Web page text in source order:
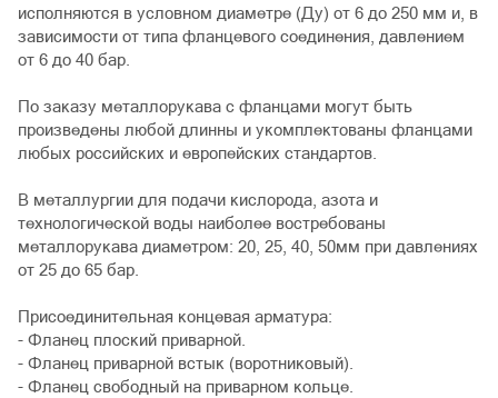
исполняются в условном диаметре (Ду) от 6 до 250 мм и, в
зависимости от типа фланцевого соединения, давлением
от 6 до 40 бар.
По заказу металлорукава с фланцами могут быть
произведены любой длинны и укомплектованы фланцами
любых российских и европейских стандартов.
В металлургии для подачи кислорода, азота и
технологической воды наиболее востребованы
металлорукава диаметром: 20, 25, 40, 50мм при давлениях
от 25 до 65 бар.
Присоединительная концевая арматура:
- Фланец плоский приварной.
- Фланец приварной встык (воротниковый).
- Фланец свободный на приварном кольце.